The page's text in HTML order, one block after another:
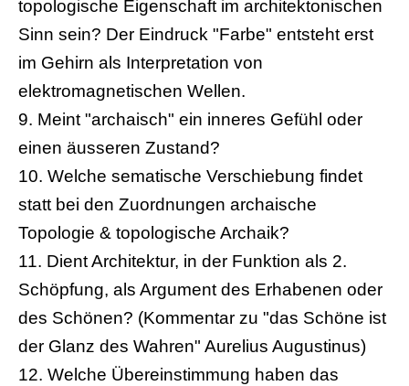
topologische Eigenschaft im architektonischen
Sinn sein? Der Eindruck "Farbe" entsteht erst
im Gehirn als Interpretation von
elektromagnetischen Wellen.
9. Meint "archaisch" ein inneres Gefühl oder
einen äusseren Zustand?
10. Welche sematische Verschiebung findet
statt bei den Zuordnungen archaische
Topologie & topologische Archaik?
11. Dient Architektur, in der Funktion als 2.
Schöpfung, als Argument des Erhabenen oder
des Schönen? (Kommentar zu "das Schöne ist
der Glanz des Wahren" Aurelius Augustinus)
12. Welche Übereinstimmung haben das